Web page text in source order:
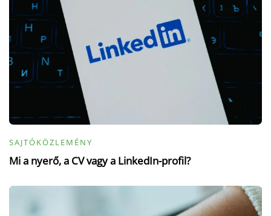
SAJTÓKÖZLEMÉNY
Mi a nyerő, a CV vagy a LinkedIn-profil?